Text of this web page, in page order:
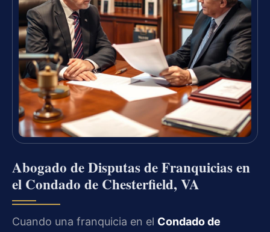
Abogado de Disputas de Franquicias en
el Condado de Chesterfield, VA
Cuando una franquicia en el Condado de